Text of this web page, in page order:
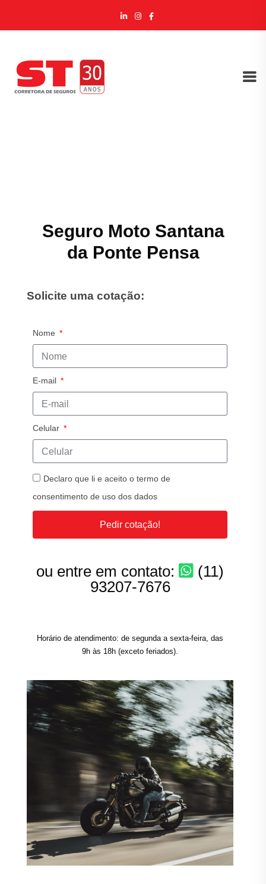
Seguro Moto Santana
da Ponte Pensa
Solicite uma cotação:
Nome
E-mail
Celular
Declaro que li e aceito o termo de
consentimento de uso dos dados
Pedir cotação!
ou entre em contato:
(11)
93207-7676
Horário de atendimento: de segunda a sexta-feira, das
9h às 18h (exceto feriados).